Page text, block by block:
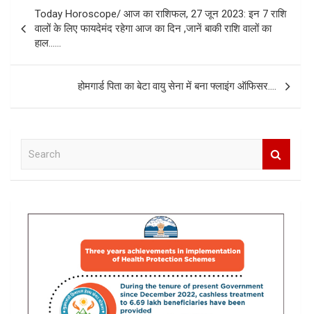
navigation
Today Horoscope/ आज का राशिफल, 27 जून 2023: इन 7 राशि
वालों के लिए फायदेमंद रहेगा आज का दिन ,जानें बाकी राशि वालों का
हाल……
होमगार्ड पिता का बेटा वायु सेना में बना फ्लाइंग ऑफिसर….